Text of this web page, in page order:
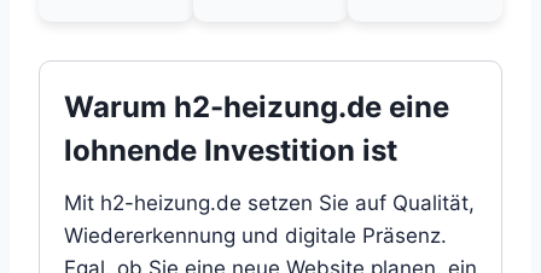
Warum h2-heizung.de eine
lohnende Investition ist
Mit h2-heizung.de setzen Sie auf Qualität,
Wiedererkennung und digitale Präsenz.
Egal, ob Sie eine neue Website planen, ein